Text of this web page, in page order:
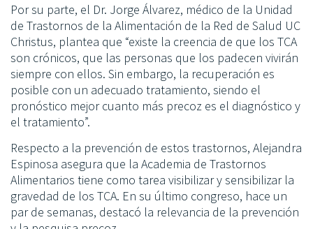
Por su parte, el Dr. Jorge Álvarez, médico de la Unidad
de Trastornos de la Alimentación de la Red de Salud UC
Christus, plantea que “existe la creencia de que los TCA
son crónicos, que las personas que los padecen vivirán
siempre con ellos. Sin embargo, la recuperación es
posible con un adecuado tratamiento, siendo el
pronóstico mejor cuanto más precoz es el diagnóstico y
el tratamiento”.
Respecto a la prevención de estos trastornos, Alejandra
Espinosa asegura que la Academia de Trastornos
Alimentarios tiene como tarea visibilizar y sensibilizar la
gravedad de los TCA. En su último congreso, hace un
par de semanas, destacó la relevancia de la prevención